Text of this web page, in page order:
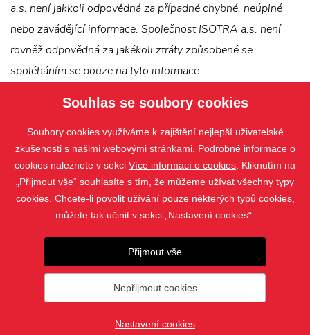
a.s. není jakkoli odpovědná za případné chybné, neúplné
nebo zavádějící informace. Společnost ISOTRA a.s. není
rovněž odpovědná za jakékoli ztráty způsobené se
spoléháním se pouze na tyto informace.
PRODUKTY
vytvořilwebProgress
Souhlas se soubory cookies
Soubory cookies využíváme k zajištění nejlepší uživatelské
zkušenosti s našimi webovými stránkami. Podrobné informace o
cookies naleznete v sekci Více informací o cookies . Kliknutím na
„Přijmout vše“ souhlasíte s tím, že můžeme užívat všechny typy
cookies. Chcete-li povolit užívání pouze některých typů cookies,
můžete tak učinit v sekci „Nastavení cookies“.
Přijmout vše
Nepřijmout cookies
Nastavení cookies